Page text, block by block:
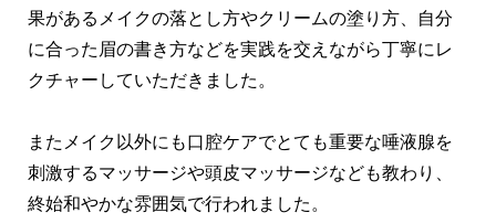
果があるメイクの落とし方やクリームの塗り方、自分
に合った眉の書き方などを実践を交えながら丁寧にレ
クチャーしていただきました。
またメイク以外にも口腔ケアでとても重要な唾液腺を
刺激するマッサージや頭皮マッサージなども教わり、
終始和やかな雰囲気で行われました。